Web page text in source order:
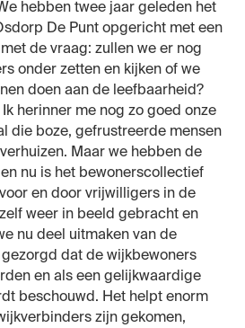
hebben twee jaar geleden het
De Punt opgericht met een
de vraag: zullen we er nog
onder zetten en kijken of we
doen aan de leefbaarheid?
herinner me nog zo goed onze
die boze, gefrustreerde mensen
Maar we hebben de
nu is het bewonerscollectief
en door vrijwilligers in de
weer in beeld gebracht en
nu deel uitmaken van de
dat de wijkbewoners
en als een gelijkwaardige
beschouwd. Het helpt enorm
zijn gekomen,